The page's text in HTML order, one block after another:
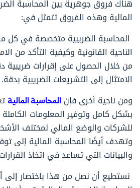
هناك فروق جوهرية بين المحاسبة
المالية وهذه الفروق تتمثل في:
المحاسبة الضريبية متخصصة في كل
الناحية القانونية وكيفية التأكد من
من خلال الحصول على إقرارات ضريبية
الامتثال إلى التشريعات الضريبية بدقة.
ومن ناحية أخرى فإن المحاسبة المالية
بشكل كامل وتوفير المعلومات الكاملة
للشركات والوضع المالي لمختلف
وتهدف أيضًا المحاسبة المالية إلى
والبيانات التي تساعد في اتخاذ
نستطيع أن نصل من هذا باختصار إلى